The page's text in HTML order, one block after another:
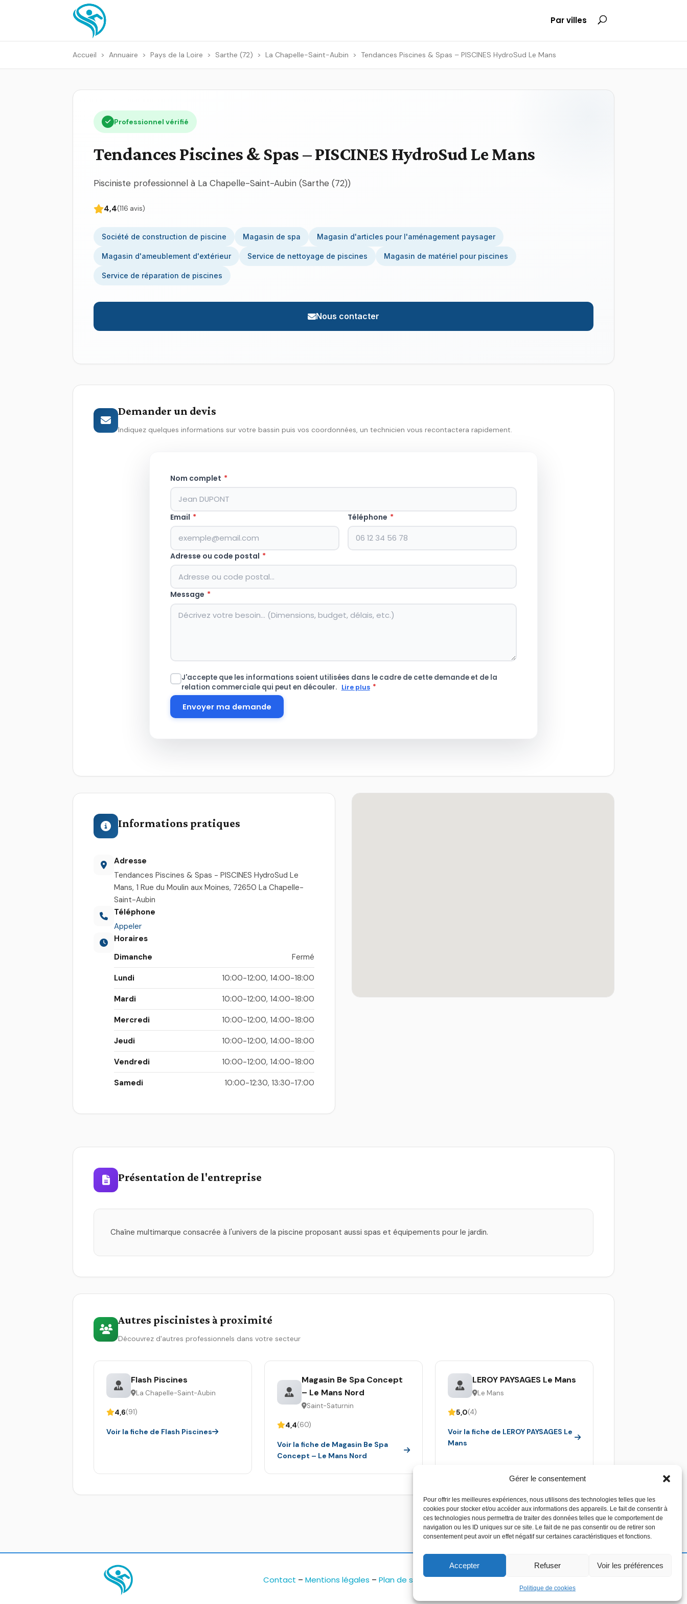
Gérer le consentement
Pour offrir les meilleures expériences, nous utilisons des technologies telles que les
cookies pour stocker et/ou accéder aux informations des appareils. Le fait de consentir à
ces technologies nous permettra de traiter des données telles que le comportement de
navigation ou les ID uniques sur ce site. Le fait de ne pas consentir ou de retirer son
consentement peut avoir un effet négatif sur certaines caractéristiques et fonctions.
Accepter Refuser Voir les préférences
Politique de cookies
Par villes
Accueil > Annuaire > Pays de la Loire > Sarthe (72) > La Chapelle-Saint-Aubin > Tendances Piscines & Spas – PISCINES HydroSud Le Mans
Professionnel vérifié
Tendances Piscines & Spas – PISCINES HydroSud Le Mans
Pisciniste professionnel à La Chapelle-Saint-Aubin (Sarthe (72))
4,4(116 avis)
Société de construction de piscine Magasin de spa Magasin d'articles pour l'aménagement paysager
Magasin d'ameublement d'extérieur Service de nettoyage de piscines Magasin de matériel pour piscines
Service de réparation de piscines
Nous contacter
Demander un devis
Indiquez quelques informations sur votre bassin puis vos coordonnées, un technicien vous recontactera rapidement.
Nom complet *
Email * Téléphone *
Adresse ou code postal *
Message *
J'accepte que les informations soient utilisées dans le cadre de cette demande et de la
relation commerciale qui peut en découler. Lire plus *
Envoyer ma demande
Informations pratiques
Adresse
Tendances Piscines & Spas - PISCINES HydroSud Le
Mans, 1 Rue du Moulin aux Moines, 72650 La Chapelle-
Saint-Aubin
Téléphone
Appeler
Horaires
Dimanche
Fermé
Lundi 10:00-12:00, 14:00-18:00
Mardi 10:00-12:00, 14:00-18:00
Mercredi 10:00-12:00, 14:00-18:00
Jeudi 10:00-12:00, 14:00-18:00
Vendredi 10:00-12:00, 14:00-18:00
Samedi 10:00-12:30, 13:30-17:00
Présentation de l'entreprise
Chaîne multimarque consacrée à l'univers de la piscine proposant aussi spas et équipements pour le jardin.
Autres piscinistes à proximité
Découvrez d'autres professionnels dans votre secteur
Flash Piscines
La Chapelle-Saint-Aubin
4,6(91)
Voir la fiche de Flash Piscines
Magasin Be Spa Concept
– Le Mans Nord
Saint-Saturnin
4,4(60)
Voir la fiche de Magasin Be Spa
Concept – Le Mans Nord
LEROY PAYSAGES Le Mans
Le Mans
5,0(4)
Voir la fiche de LEROY PAYSAGES Le
Mans
Contact –Mentions légales –Plan de site Copyright 2026 - Devis piscine - Tous droit réservés